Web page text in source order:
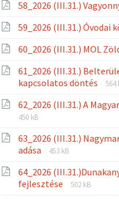
58_2026 (III.31.)
59_2026 (III.31.)
60_2026 (III.31.) MOL
61_2026 (III.31.)
kapcsolatos döntés
File
pdf
564
62_2026 (III.31.) A
450 kB
63_2026 (III.31.)
adása
File
pdf
File
453 kB
64_2026
fejlesztése
File
File
502 kB